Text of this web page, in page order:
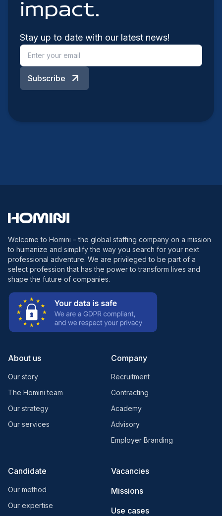
impact.
Stay up to date with our latest news!
Subscribe
Welcome to Homini – the global staffing company on a mission
to humanize and simplify the way you search for your next
professional adventure. We are privileged to be part of a
select profession that has the power to transform lives and
shape the future of companies.
About us
Our story
The Homini team
Our strategy
Our services
Company
Recruitment
Contracting
Academy
Advisory
Employer Branding
Candidate
Our method
Our expertise
Vacancies
Missions
Use cases